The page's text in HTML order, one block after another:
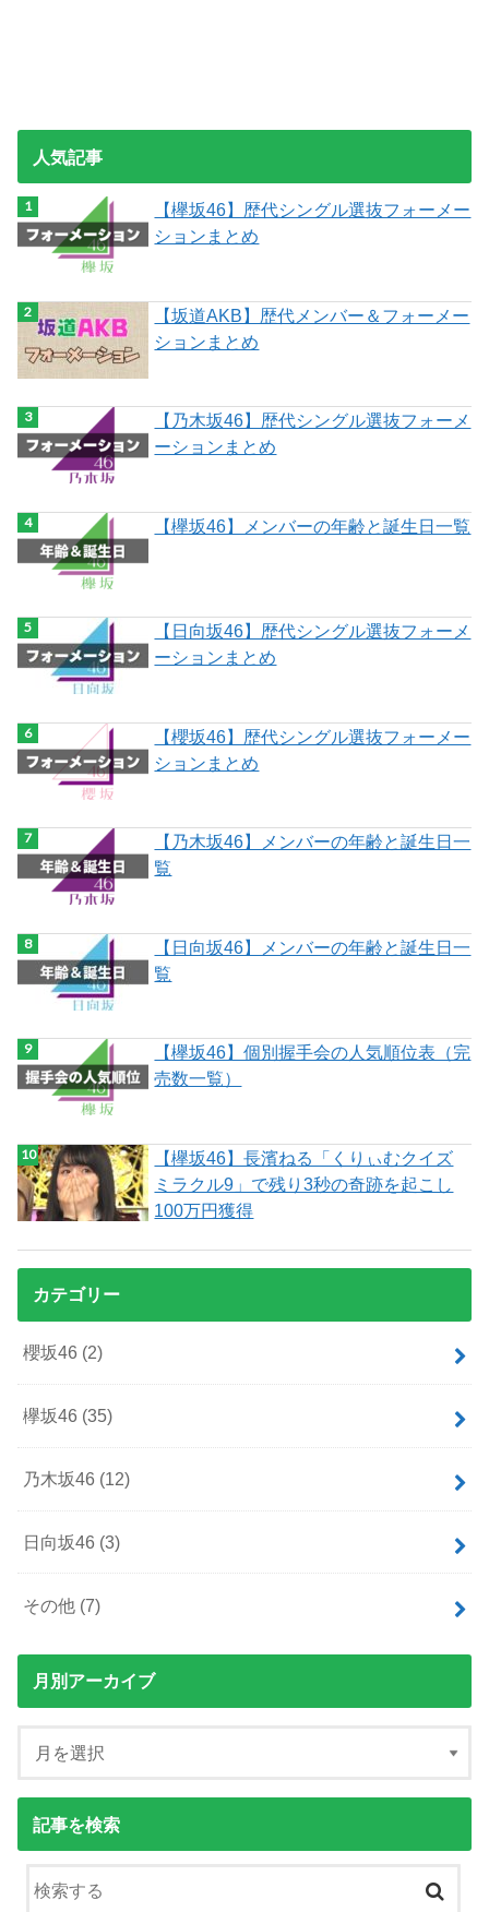
人気記事
【欅坂46】歴代シングル選抜フォーメー
ションまとめ
【坂道AKB】歴代メンバー＆フォーメー
ションまとめ
【乃木坂46】歴代シングル選抜フォーメ
ーションまとめ
【欅坂46】メンバーの年齢と誕生日一覧
【日向坂46】歴代シングル選抜フォーメ
ーションまとめ
【櫻坂46】歴代シングル選抜フォーメー
ションまとめ
【乃木坂46】メンバーの年齢と誕生日一
覧
【日向坂46】メンバーの年齢と誕生日一
覧
【欅坂46】個別握手会の人気順位表（完
売数一覧）
【欅坂46】長濱ねる「くりぃむクイズ
ミラクル9」で残り3秒の奇跡を起こし
100万円獲得
カテゴリー
櫻坂46 (2)
欅坂46 (35)
乃木坂46 (12)
日向坂46 (3)
その他 (7)
月別アーカイブ
記事を検索